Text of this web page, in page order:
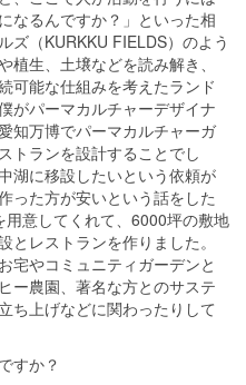
なるんですか？」といった相
ズ（KURKKU FIELDS）のよう
生、土壌などを読み解き、
可能な仕組みを考えたランド
がパーマカルチャーデザイナ
知万博でパーマカルチャーガ
トランを設計することでし
湖に移設したいという依頼が
った方が安いという話をした
意してくれて、6000坪の敷地
とレストランを作りました。
宅やコミュニティガーデンと
ー農園、著名な方とのサステ
ち上げなどに関わったりして
すか？